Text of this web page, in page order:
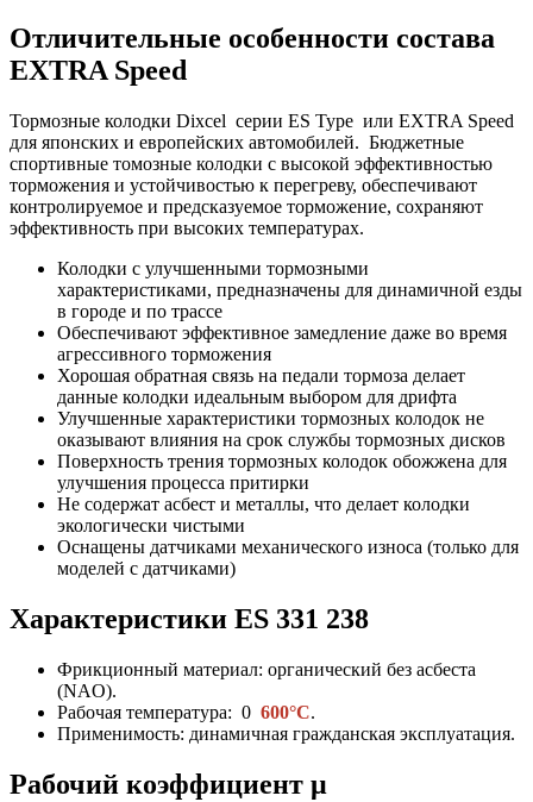
Отличительные особенности состава
EXTRA Speed
Тормозные колодки Dixcel серии ES Type или EXTRA Speed
для японских и европейских автомобилей. Бюджетные
спортивные томозные колодки с высокой эффективностью
торможения и устойчивостью к перегреву, обеспечивают
контролируемое и предсказуемое торможение, сохраняют
эффективность при высоких температурах.
Колодки с улучшенными тормозными
характеристиками, предназначены для динамичной езды
в городе и по трассе
Обеспечивают эффективное замедление даже во время
агрессивного торможения
Хорошая обратная связь на педали тормоза делает
данные колодки идеальным выбором для дрифта
Улучшенные характеристики тормозных колодок не
оказывают влияния на срок службы тормозных дисков
Поверхность трения тормозных колодок обожжена для
улучшения процесса притирки
Не содержат асбест и металлы, что делает колодки
экологически чистыми
Оснащены датчиками механического износа (только для
моделей с датчиками)
Характеристики ES 331 238
Фрикционный материал: органический без асбеста
(NAO).
Рабочая температура: 0 600°C.
Применимость: динамичная гражданская эксплуатация.
Рабочий коэффициент μ